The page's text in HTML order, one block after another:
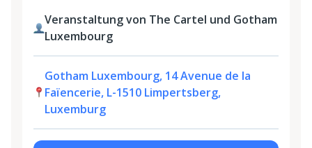
Veranstaltung von The Cartel und Gotham
Luxembourg
Gotham Luxembourg, 14 Avenue de la
Faïencerie, L-1510 Limpertsberg,
Luxemburg